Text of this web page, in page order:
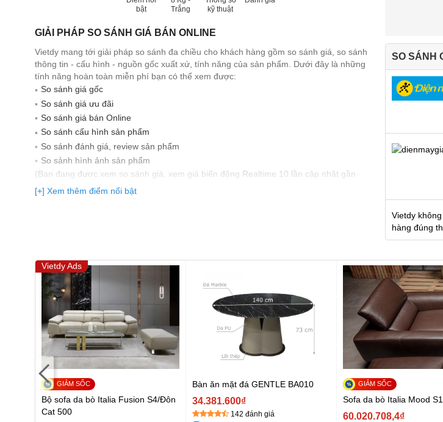
bật
Trắng
kỹ thuật
GIẢI PHÁP SO SÁNH GIÁ BÁN ONLINE
Vietdy mang tới giải pháp so sánh đa chiều cho khách hàng gồm so sánh giá, so sánh
thông tin - cấu hình - nguồn gốc xuất xứ, tính năng của sản phẩm. Dưới đây là những
tính năng hoàn toàn miễn phí bạn có thể xem được:
So sánh giá gốc
So sánh giá ưu đãi
So sánh giá bán Online
So sánh cấu hình sản phẩm
So sánh đánh giá, review sản phẩm
So sảnh hình ảnh sản phẩm
(Bạn đang được xem so sánh giá, xem giá biến động Realtime 10 lần cập nhật gần
nhất)
[+] Xem thêm điểm nổi bật
SO SÁNH
Vietdy
hàng đúng
Vietdy Ads
Bộ sofa da bò Italia Fusion S4/Đôn
Cat 500
Bàn ăn mặt đá GENTLE BA010
34.381.600₫
142 đánh giá
Sofa da bò Italia Mood
60.020.708,4₫